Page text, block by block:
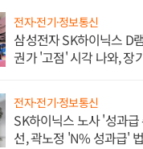
전자·전기·정보통신
삼성전자 SK하이닉스 D
권가 '고점' 시각 나와, 장
전자·전기·정보통신
SK하이닉스 노사 '성과
선, 곽노정 'N% 성과급'